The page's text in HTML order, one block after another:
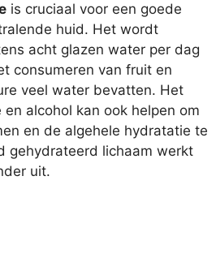
is cruciaal voor een goede
huid. Het wordt
acht glazen water per dag
consumeren van fruit en
veel water bevatten. Het
alcohol kan ook helpen om
en de algehele hydratatie te
gehydrateerd lichaam werkt
uit.